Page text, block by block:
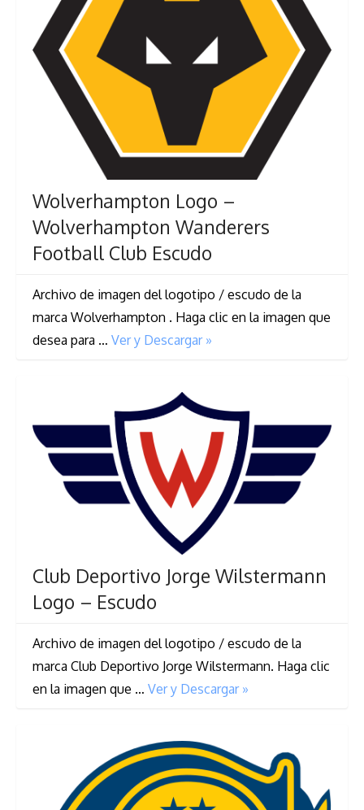
Wolverhampton Logo –
Wolverhampton Wanderers
Football Club Escudo
Archivo de imagen del logotipo / escudo de la
marca Wolverhampton . Haga clic en la imagen que
desea para … Ver y Descargar »
Club Deportivo Jorge Wilstermann
Logo – Escudo
Archivo de imagen del logotipo / escudo de la
marca Club Deportivo Jorge Wilstermann. Haga clic
en la imagen que … Ver y Descargar »